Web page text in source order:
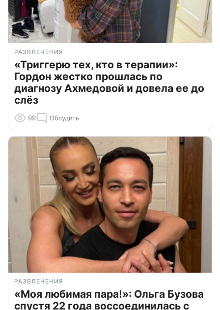
РАЗВЛЕЧЕНИЯ
«Триггерю тех, кто в терапии»:
Гордон жестко прошлась по
диагнозу Ахмедовой и довела ее до
слёз
99 Обсудить
РАЗВЛЕЧЕНИЯ
«Моя любимая пара!»: Ольга Бузова
спустя 22 года воссоединилась с